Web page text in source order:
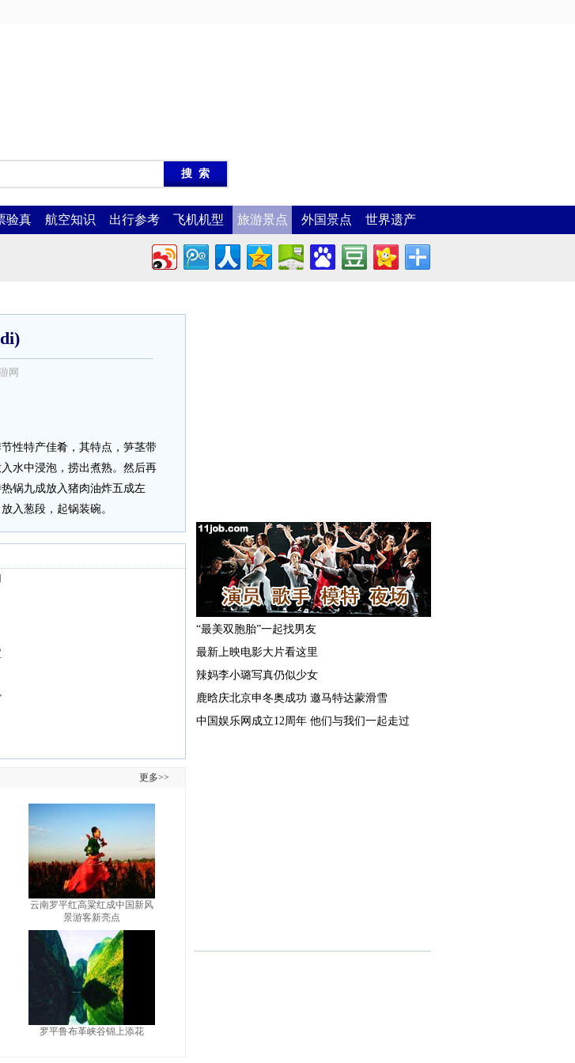
验真 航空知识 出行参考 飞机机型 旅游景点 外国景点 世界遗产
网
性特产佳肴，其特点，笋茎带
水中浸泡，捞出煮熟。然后再
锅九成放入猪肉油炸五成左
放入葱段，起锅装碗。
更多>>
云南罗平红高粱红成中国新风
景游客新亮点
罗平鲁布革峡谷锦上添花